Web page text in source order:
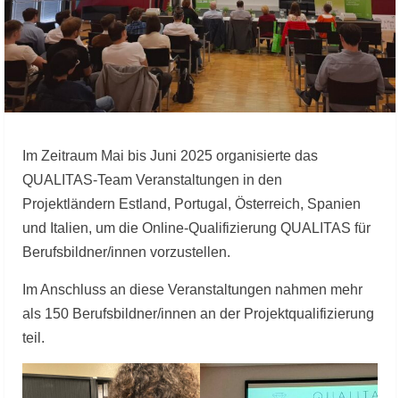
Im Zeitraum Mai bis Juni 2025 organisierte das
QUALITAS-Team Veranstaltungen in den
Projektländern Estland, Portugal, Österreich, Spanien
und Italien, um die Online-Qualifizierung QUALITAS für
Berufsbildner/innen vorzustellen.
Im Anschluss an diese Veranstaltungen nahmen mehr
als 150 Berufsbildner/innen an der Projektqualifizierung
teil.